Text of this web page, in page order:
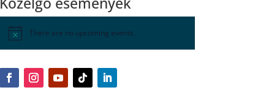
There are no upcoming events.